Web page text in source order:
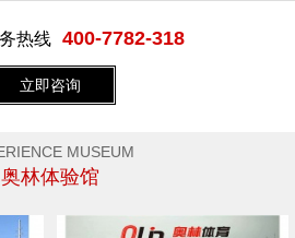
热线 400-7782-318
立即咨询
MUSEUM
奥林体验馆